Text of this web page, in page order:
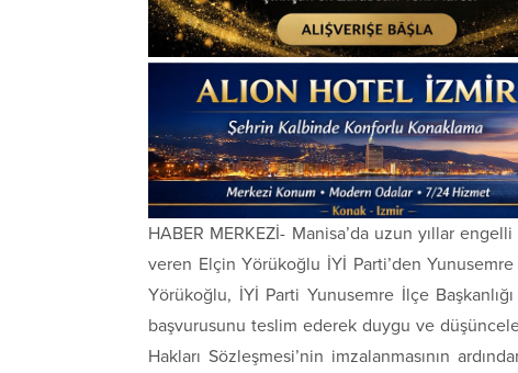
HABER MERKEZİ- Manisa’da uzun yıllar
veren Elçin Yörükoğlu İYİ Parti’den
Yörükoğlu, İYİ Parti Yunusemre İlçe
başvurusunu teslim ederek duygu ve
Hakları Sözleşmesi’nin imzalanmasının